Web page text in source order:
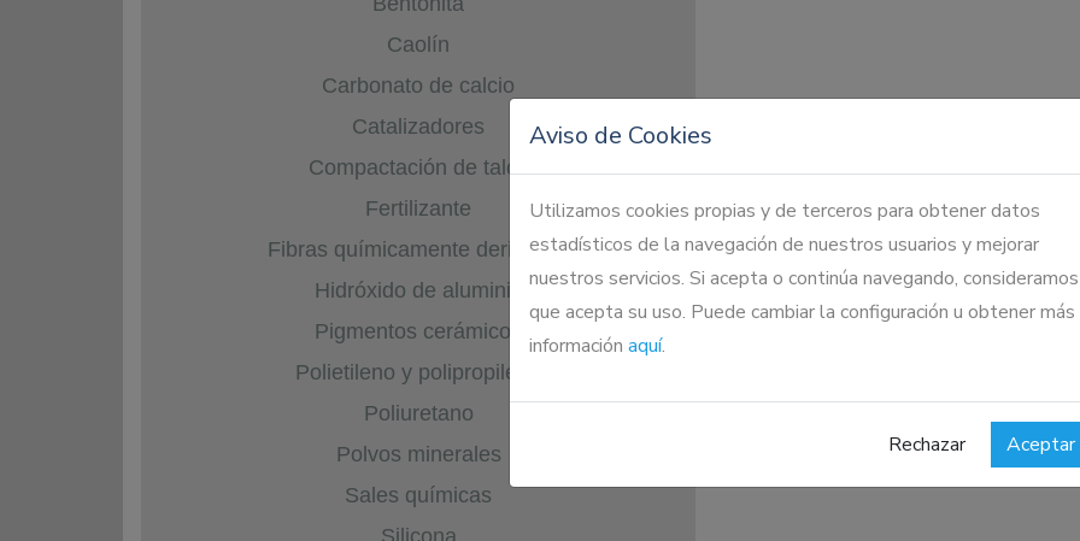
Aviso de Cookies
Utilizamos cookies propias y de terceros para obtener datos
estadísticos de la navegación de nuestros usuarios y mejorar
nuestros servicios. Si acepta o continúa navegando, consideramos
que acepta su uso. Puede cambiar la configuración u obtener más
información aquí.
Rechazar Aceptar
Caolín
Carbonato de calcio
Catalizadores
Compactación de talco
Fertilizante
Fibras químicamente derivadas
Hidróxido de aluminio
Pigmentos cerámicos
Polietileno y polipropileno
Poliuretano
Polvos minerales
Sales químicas
Silicona